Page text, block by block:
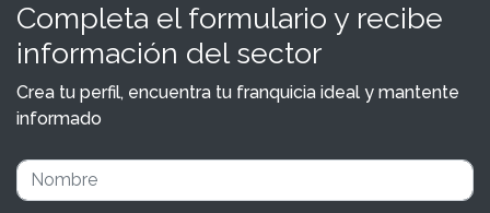
Completa el formulario y recibe
información del sector
Crea tu perfil, encuentra tu franquicia ideal y mantente
informado